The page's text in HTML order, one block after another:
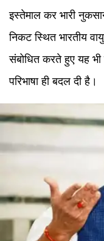
इस्तेमाल कर भारी
निकट स्थित भारतीय
संबोधित करते हुए यह भी
परिभाषा ही बदल दी है।